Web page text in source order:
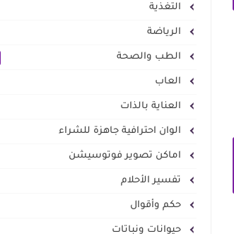
التغذية
الرياضة
الطب والصحة
العاب
العناية بالذات
الوان احترافية جاهزة للشراء
اماكن تصوير فوتوسيشن
تفسير الأحلام
حكم وأقوال
حيوانات ونباتات